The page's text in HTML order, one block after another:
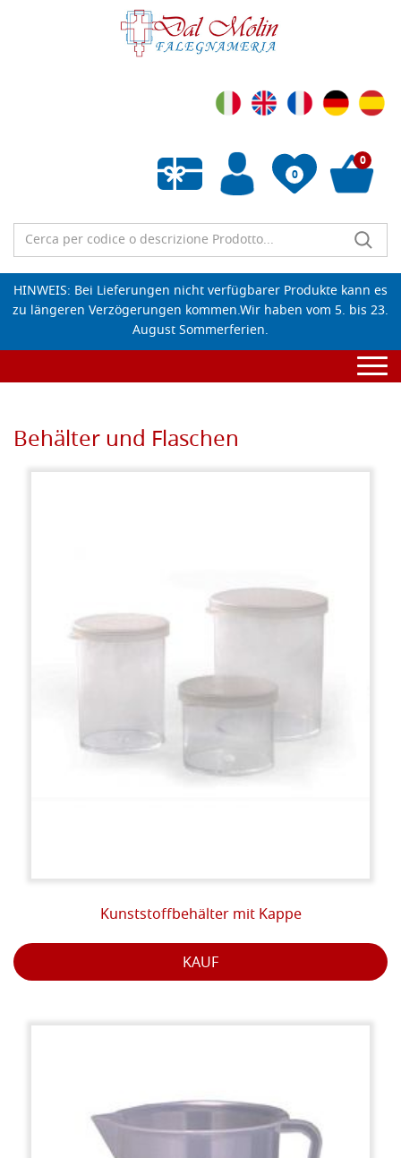
0
Wunschliste leeren
0
HINWEIS: Bei Lieferungen nicht verfügbarer Produkte kann es
zu längeren Verzögerungen kommen.Wir haben vom 5. bis 23.
August Sommerferien.
Behälter und Flaschen
Kunststoffbehälter mit Kappe
KAUF